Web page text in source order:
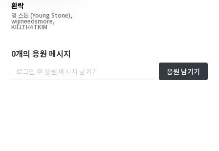
환락
영 스톤(Young Stone),
wijineedsmore,
KILLTH4TKIM
0개의 응원 메시지
응원 남기기